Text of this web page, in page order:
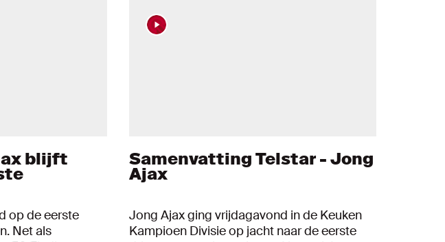
blijft
op de eerste
Net als
Samenvatting Telstar - Jong
Ajax
Jong Ajax ging vrijdagavond in de Keuken
Kampioen Divisie op jacht naar de eerste